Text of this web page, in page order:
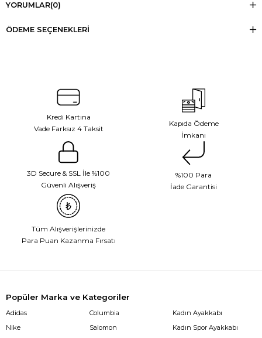
YORUMLAR(0)
ÖDEME SEÇENEKLERI
Kredi Kartına
Vade Farksız 4 Taksit
Kapıda Ödeme
İmkanı
3D Secure & SSL İle %100
Güvenli Alışveriş
%100 Para
İade Garantisi
Tüm Alışverişlerinizde
Para Puan Kazanma Fırsatı
Popüler Marka ve Kategoriler
Adidas
Nike
Columbia
Salomon
Kadın Ayakkabı
Kadın Spor Ayakkabı